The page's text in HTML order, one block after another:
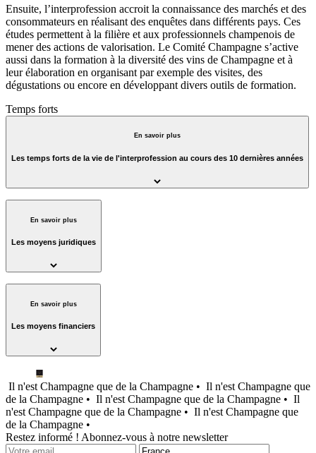
Ensuite, l’interprofession accroit la connaissance des marchés et des
consommateurs en réalisant des enquêtes dans différents pays. Ces
études permettent à la filière et aux professionnels champenois de
mener des actions de valorisation. Le Comité Champagne s’active
aussi dans la formation à la diversité des vins de Champagne et à
leur élaboration en organisant par exemple des visites, des
dégustations ou encore en développant divers outils de formation.
Temps forts
En savoir plus
Les temps forts de la vie de l'interprofession au cours des 10 dernières années
En savoir plus
Les moyens juridiques
En savoir plus
Les moyens financiers
Il n'est Champagne que de la Champagne • Il n'est Champagne que
de la Champagne • Il n'est Champagne que de la Champagne • Il
n'est Champagne que de la Champagne • Il n'est Champagne que
de la Champagne •
Restez informé ! Abonnez-vous à notre newsletter